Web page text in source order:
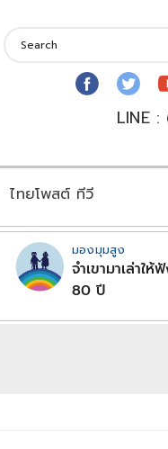
LINE :
ไทยโพสต์ ทีวี
มองมุมสูง
จำเขามาเล่าให้
80 ปี